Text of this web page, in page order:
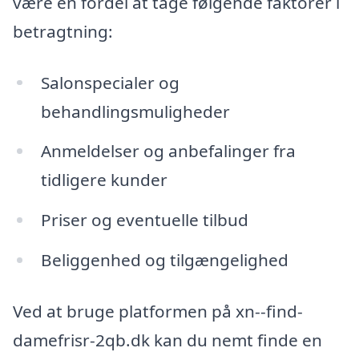
betragtning:
Salonspecialer og
behandlingsmuligheder
Anmeldelser og anbefalinger fra
tidligere kunder
Priser og eventuelle tilbud
Beliggenhed og tilgængelighed
Ved at bruge platformen på xn--find-
damefrisr-2qb.dk kan du nemt finde en